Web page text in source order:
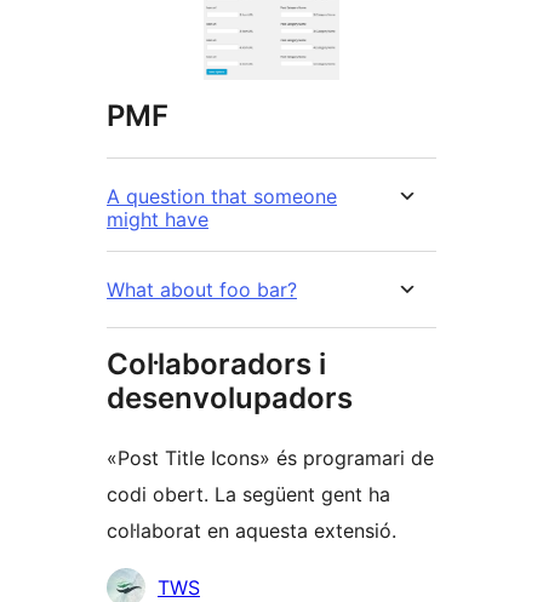
PMF
A question that someone
might have
What about foo bar?
Col·laboradors i
desenvolupadors
«Post Title Icons» és programari de
codi obert. La següent gent ha
col·laborat en aquesta extensió.
Col·laboradors
TWS